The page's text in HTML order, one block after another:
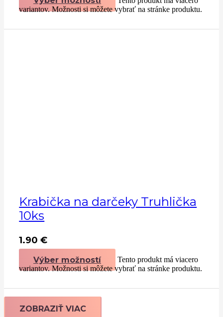
variantov. Možnosti si môžete vybrať na stránke produktu.
Krabička na darčeky Truhlička
10ks
1.90€
Výber možností
Tento produkt má viacero
variantov. Možnosti si môžete vybrať na stránke produktu.
ZOBRAZIŤ VIAC